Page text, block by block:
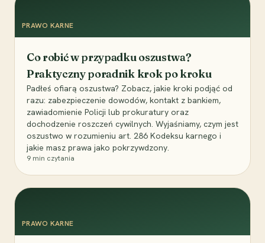
PRAWO KARNE
Co robić w przypadku oszustwa?
Praktyczny poradnik krok po kroku
Padłeś ofiarą oszustwa? Zobacz, jakie kroki podjąć od
razu: zabezpieczenie dowodów, kontakt z bankiem,
zawiadomienie Policji lub prokuratury oraz
dochodzenie roszczeń cywilnych. Wyjaśniamy, czym jest
oszustwo w rozumieniu art. 286 Kodeksu karnego i
jakie masz prawa jako pokrzywdzony.
9 min czytania
PRAWO KARNE